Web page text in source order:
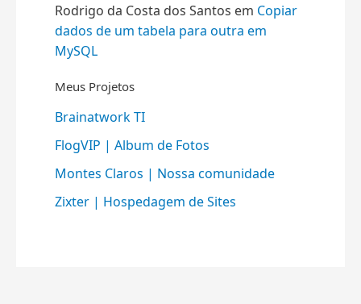
Rodrigo da Costa dos Santos em Copiar
dados de um tabela para outra em
MySQL
Meus Projetos
Brainatwork TI
FlogVIP | Album de Fotos
Montes Claros | Nossa comunidade
Zixter | Hospedagem de Sites